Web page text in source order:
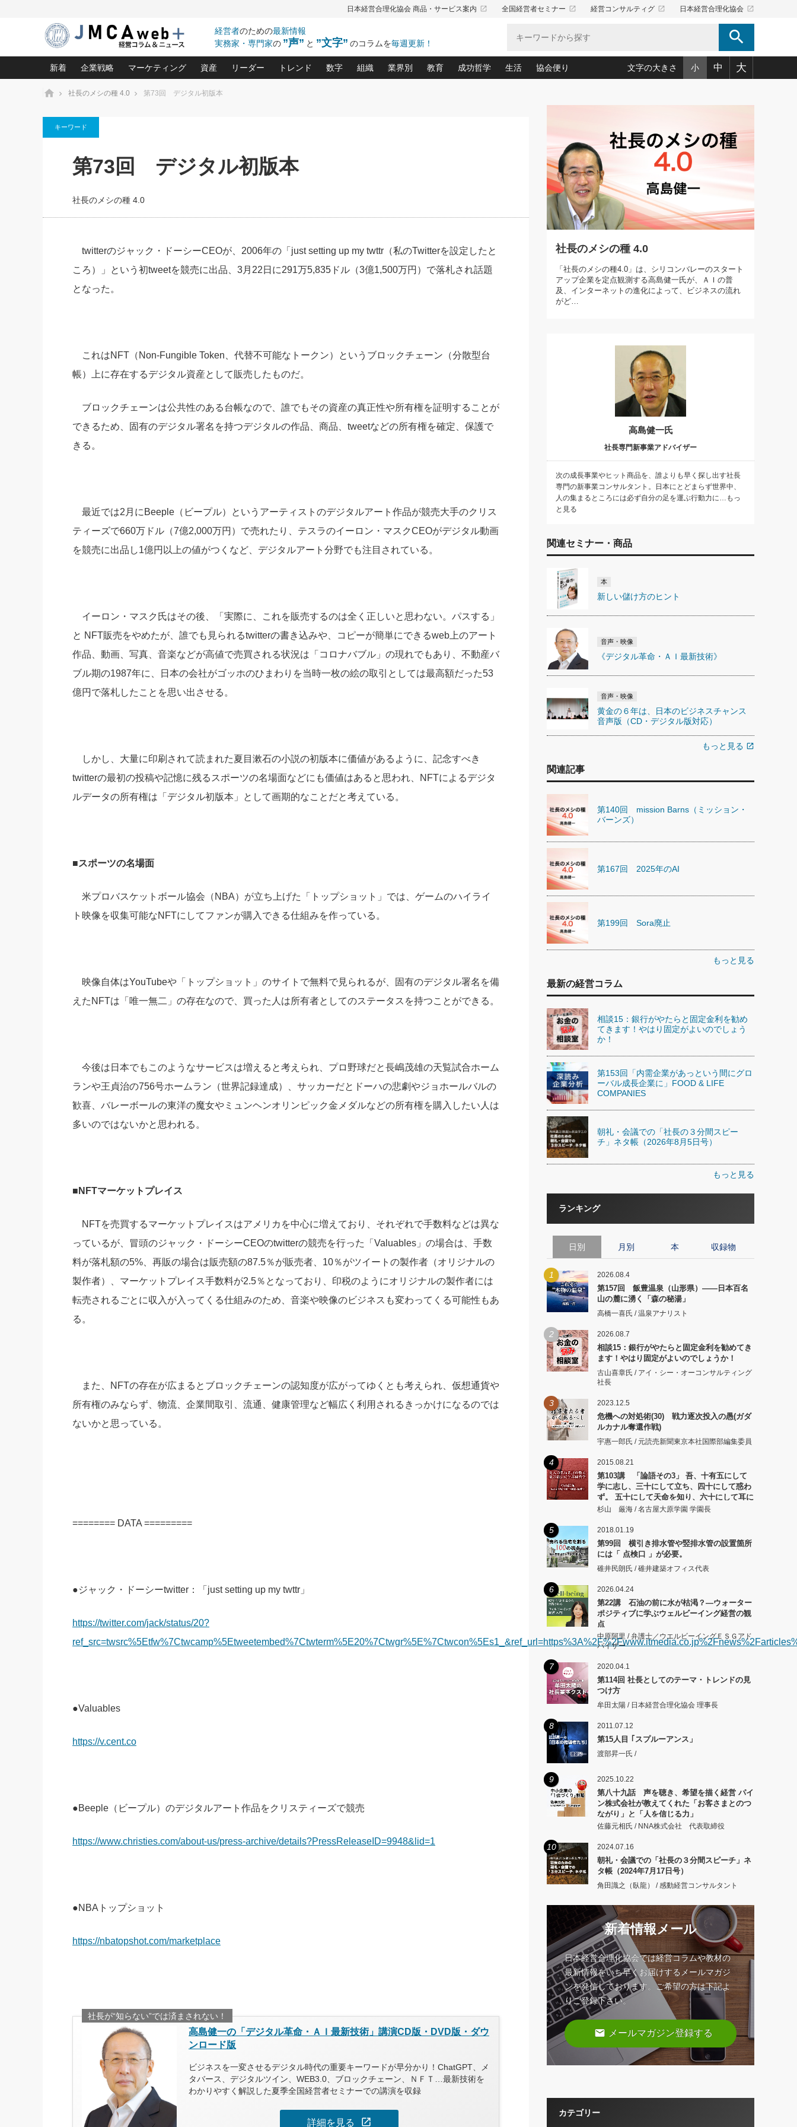
日本経営合理化協会 商品・サービス案内 launch 全国経営者セミナー launch 経営コンサルティグ launch 日本経営合理化協会 launch
経営者のための最新情報
実務家・専門家の ”声” と ”文字” のコラムを毎週更新！ search
新着
がよいのでしょうか！
2026.08.7 2026.08.5
第86回 「言葉狩り」
もっとみる
企業戦略
中小企業の「１位づくり」戦略(96)
利益を最大化する「業務改善」横田尚哉氏(5)
強い会社を築く ビジネス・クリニック(240)
日本レーザー「人を大切にしながら利益を上げる経営」の極意
武器としてのM&A入門(3)
野田久美子 香港ビジネス成功法(10)
マーケティング
ロングセラーの玉手箱(9)
は(5)
最高の自分を表現する 成功イメージ戦略(77)
資産
中国経済の最新動向(204)
事業承継の前に、決めておきたい、知っておきたい、やってお
リーダー
ピョートル・F・グジバチの『経営戦略の新常識』(12)
次もあなたにお願いしたいと思われる「一流の仕事術」(28)
社長の口ぐせ経営哲学(100)
トレンド
北村森の「今月のヒット商品」(109)
数字
おカネが残る決算書にするために、やっておきたいこと(34)
賢い社長の「経理財務の見どころ・勘どころ・ツッコミどこ
ろ」(149)
組織
顧客・社員・社会から支持される「ウェルビーイング経営入
業界別
大久保一彦の“流行る”お店の仕組みづくり(210)
教育
あなただからお願いしたいと思われる 気配りの達人(127)
クレーム対応 実践マニュアル(92)
クレーム対応の新知識と新常識(57)
デキル社員に育てる！ 社員教育の決め手(203)
東川鷹年の「中小企業の人育て」(38)
欧米資産家に学ぶ二世教育(100)
社長のための“全員営業”(30)
成功哲学
令和時代の「社長の人間力の磨き方」(86)
先人の名句名言の教え 東洋思想に学ぶ経営学(132)
渡部昇一の「日本の指導者たち」(32)
経営に活かす“十八史略”(30)
生活
デジタルＡＶを味方に！新・仕事術(180)
リーダー脳の鍛え方(32)
ワインを楽しむ基礎レッスン(12)
必読！社長が読むべき今月の4冊(88)
眼と耳で楽しむ読書術(162)
社長の「氣」(30)
米国スポーツ・ビジネスに学ぶ心理学(98)
高橋一喜の『これぞ！"本物の温泉"』(157)
協会便り
ビジネス見聞録 経営ニュース(100)
作間信司の経営無形庵(けいえいむぎょうあん)(166)
経営セミナー情報局(1)
繁栄への着眼点 牟田太陽(76)
講話を聞いて学ぼう 実学・耳学・磨く「ミミガク」のすすめ
(7)
文字の大きさ 小 中 大
ホーム 社長のメシの種 4.0 第73回 デジタル初版本
キーワード
第73回 デジタル初版本
社長のメシの種 4.0
twitterのジャック・ドーシーCEOが、2006年の「just setting up my twttr（私のTwitterを設定したと
ころ）」という初tweetを競売に出品、3月22日に291万5,835ドル（3億1,500万円）で落札され話題
となった。
これはNFT（Non-Fungible Token、代替不可能なトークン）というブロックチェーン（分散型台
帳）上に存在するデジタル資産として販売したものだ。
ブロックチェーンは公共性のある台帳なので、誰でもその資産の真正性や所有権を証明することが
できるため、固有のデジタル署名を持つデジタルの作品、商品、tweetなどの所有権を確定、保護で
きる。
最近では2月にBeeple（ビープル）というアーティストのデジタルアート作品が競売大手のクリス
ティーズで660万ドル（7億2,000万円）で売れたり、テスラのイーロン・マスクCEOがデジタル動画
を競売に出品し1億円以上の値がつくなど、デジタルアート分野でも注目されている。
イーロン・マスク氏はその後、「実際に、これを販売するのは全く正しいと思わない。パスする」
と NFT販売をやめたが、誰でも見られるtwitterの書き込みや、コピーが簡単にできるweb上のアート
作品、動画、写真、音楽などが高値で売買される状況は「コロナバブル」の現れでもあり、不動産バ
ブル期の1987年に、日本の会社がゴッホのひまわりを当時一枚の絵の取引としては最高額だった53
億円で落札したことを思い出させる。
しかし、大量に印刷されて読まれた夏目漱石の小説の初版本に価値があるように、記念すべき
twitterの最初の投稿や記憶に残るスポーツの名場面などにも価値はあると思われ、NFTによるデジタ
ルデータの所有権は「デジタル初版本」として画期的なことだと考えている。
■スポーツの名場面
米プロバスケットボール協会（NBA）が立ち上げた「トップショット」では、ゲームのハイライ
ト映像を収集可能なNFTにしてファンが購入できる仕組みを作っている。
映像自体はYouTubeや「トップショット」のサイトで無料で見られるが、固有のデジタル署名を備
えたNFTは「唯一無二」の存在なので、買った人は所有者としてのステータスを持つことができる。
今後は日本でもこのようなサービスは増えると考えられ、プロ野球だと長嶋茂雄の天覧試合ホーム
ランや王貞治の756号ホームラン（世界記録達成）、サッカーだとドーハの悲劇やジョホールバルの
歓喜、バレーボールの東洋の魔女やミュンヘンオリンピック金メダルなどの所有権を購入したい人は
多いのではないかと思われる。
■NFTマーケットプレイス
NFTを売買するマーケットプレイスはアメリカを中心に増えており、それぞれで手数料などは異な
っているが、冒頭のジャック・ドーシーCEOのtwitterの競売を行った「Valuables」の場合は、手数
料が落札額の5%、再販の場合は販売額の87.5％が販売者、10％がツイートの製作者（オリジナルの
製作者）、マーケットプレイス手数料が2.5％となっており、印税のようにオリジナルの製作者には
転売されるごとに収入が入ってくる仕組みのため、音楽や映像のビジネスも変わってくる可能性もあ
る。
また、NFTの存在が広まるとブロックチェーンの認知度が広がってゆくとも考えられ、仮想通貨や
所有権のみならず、物流、企業間取引、流通、健康管理など幅広く利用されるきっかけになるのでは
ないかと思っている。
======== DATA =========
●ジャック・ドーシーtwitter：「just setting up my twttr」
https://twitter.com/jack/status/20?
●Valuables
https://v.cent.co
●Beeple（ビープル）のデジタルアート作品をクリスティーズで競売
https://www.christies.com/about-us/press-archive/details?PressReleaseID=9948&lid=1
●NBAトップショット
https://nbatopshot.com/marketplace
社長が“知らない”では済まされない！
高島健一の「デジタル革命・ＡＩ最新技術」講演CD版・DVD版・ダウ
ンロード版
ビジネスを一変させるデジタル時代の重要キーワードが早分かり！ChatGPT、メ
タバース、デジタルツイン、WEB3.0、ブロックチェーン、ＮＦＴ…最新技術を
わかりやすく解説した夏季全国経営者セミナーでの講演を収録
詳細を見る open_in_new
社長のメシの種 4.0
「社長のメシの種4.0」は、シリコンバレーのスタート
アップ企業を定点観測する高島健一氏が、ＡＩの普
及、インターネットの進化によって、ビジネスの流れ
がど…
高島健一氏
社長専門新事業アドバイザー
次の成長事業やヒット商品を、誰よりも早く探し出す社長
専門の新事業コンサルタント。日本にとどまらず世界中、
人の集まるところには必ず自分の足を運ぶ行動力に…もっ
と見る
関連セミナー・商品
本
新しい儲け方のヒント
音声・映像
《デジタル革命・ＡＩ最新技術》
音声・映像
黄金の６年は、日本のビジネスチャンス
音声版（CD・デジタル版対応）
もっと見る open_in_new
関連記事
第140回 mission Barns（ミッション・
バーンズ）
第167回 2025年のAI
第199回 Sora廃止
もっと見る
最新の経営コラム
相談15：銀行がやたらと固定金利を勧め
てきます！やはり固定がよいのでしょう
か！
第153回「内需企業があっという間にグロ
ーバル成長企業に」FOOD & LIFE
COMPANIES
朝礼・会議での「社長の３分間スピー
チ」ネタ帳（2026年8月5日号）
もっと見る
ランキング
日別 月別 本 収録物
1 2026.08.4
第157回 飯豊温泉（山形県）――日本百名
山の麓に湧く「森の秘湯」
高橋一喜氏 / 温泉アナリスト
2 2026.08.7
相談15：銀行がやたらと固定金利を勧めてき
ます！やはり固定がよいのでしょうか！
古山喜章氏 / アイ・シー・オーコンサルティング
社長
3 2023.12.5
危機への対処術(30) 戦力逐次投入の愚(ガダ
ルカナル奪還作戦)
宇惠一郎氏 / 元読売新聞東京本社国際部編集委員
4 2015.08.21
第103講 「論語その3」 吾、十有五にして
学に志し、三十にして立ち、四十にして惑わ
ず。 五十にして天命を知り、六十にして耳に
従い、 七十にして心の欲するところに従いて
杉山 厳海 / 名古屋大原学園 学園長
5 2018.01.19
第99回 横引き排水管や竪排水管の設置箇所
には「 点検口 」が必要。
碓井民朗氏 / 碓井建築オフィス代表
6 2026.04.24
第22講 石油の前に水が枯渇？―ウォーター
ポジティブに学ぶウェルビーイング経営の観
点
中原阿里 / 弁護士／ウエルビーイングＥＳＧアド
バイザー
7 2020.04.1
第114回 社長としてのテーマ・トレンドの見
つけ方
牟田太陽 / 日本経営合理化協会 理事長
8 2011.07.12
第15人目 ｢スプルーアンス」
渡部昇一氏 /
9 2025.10.22
第八十九話 声を聴き、希望を描く経営 パイ
ン株式会社が教えてくれた「お客さまとのつ
ながり」と「人を信じる力」
佐藤元相氏 / NNA株式会社 代表取締役
10 2024.07.16
朝礼・会議での「社長の３分間スピーチ」ネ
タ帳（2024年7月17日号）
角田識之（臥龍） / 感動経営コンサルタント
新着情報メール
日本経営合理化協会では経営コラムや教材の
最新情報をいち早くお届けするメールマガジ
ンを発信しております。ご希望の方は下記よ
りご登録下さい。
email メールマガジン登録する
カテゴリー